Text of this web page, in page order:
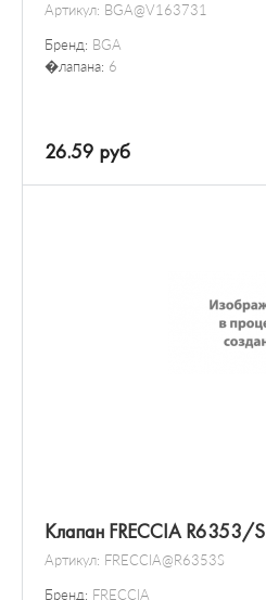
Артикул: BGA@V163731
Бренд: BGA
�лапана: 6
26.59 руб
Клапан FRECCIA R6353/S
Артикул: FRECCIA@R6353S
Бренд: FRECCIA